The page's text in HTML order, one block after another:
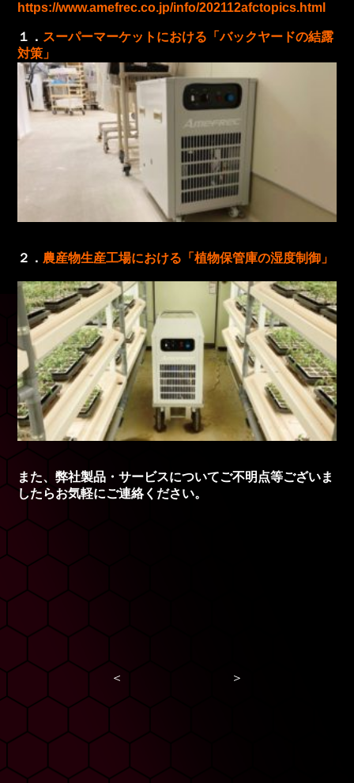
https://www.amefrec.co.jp/info/202112afctopics.html
１． スーパーマーケットにおける「バックヤードの結露
対策」
２． 農産物生産工場における「植物保管庫の湿度制御」
また、弊社製品・サービスについてご不明点等ございま
したらお気軽にご連絡ください。
＜ ＞